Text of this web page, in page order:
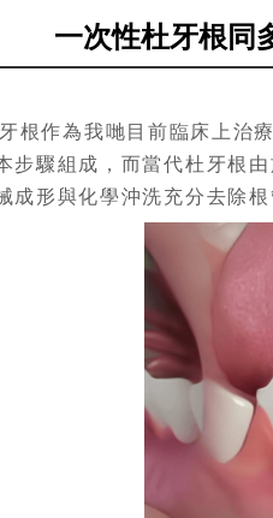
一次性杜牙根同
作為我哋目前臨床上治療
步驟組成，而當代杜牙根
成形與化學沖洗充分去除